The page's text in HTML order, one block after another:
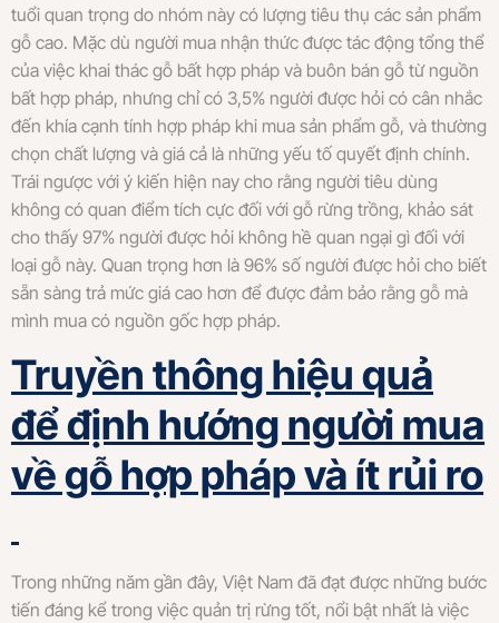
tuổi quan trọng do nhóm này có lượng tiêu thụ các sản phẩm
gỗ cao. Mặc dù người mua nhận thức được tác động tổng thể
của việc khai thác gỗ bất hợp pháp và buôn bán gỗ từ nguồn
bất hợp pháp, nhưng chỉ có 3,5% người được hỏi có cân nhắc
đến khía cạnh tính hợp pháp khi mua sản phẩm gỗ, và thường
chọn chất lượng và giá cả là những yếu tố quyết định chính.
Trái ngược với ý kiến hiện nay cho rằng người tiêu dùng
không có quan điểm tích cực đối với gỗ rừng trồng, khảo sát
cho thấy 97% người được hỏi không hề quan ngại gì đối với
loại gỗ này. Quan trọng hơn là 96% số người được hỏi cho biết
sẵn sàng trả mức giá cao hơn để được đảm bảo rằng gỗ mà
mình mua có nguồn gốc hợp pháp.
Truyền thông hiệu quả
để định hướng người mua
về gỗ hợp pháp và ít rủi ro
Trong những năm gần đây, Việt Nam đã đạt được những bước
tiến đáng kể trong việc quản trị rừng tốt, nổi bật nhất là việc